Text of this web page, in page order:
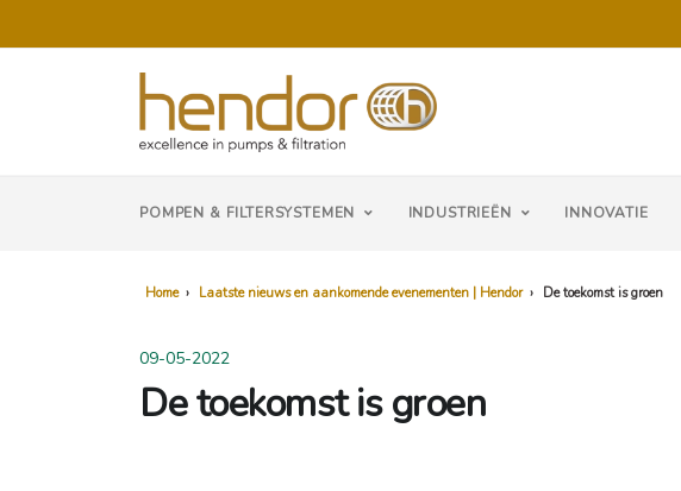
POMPEN & FILTERSYSTEMEN INDUSTRIEËN INNOVATIE
Home › Laatste nieuws en aankomende evenementen | Hendor › De toekomst is groen
09-05-2022
De toekomst is groen